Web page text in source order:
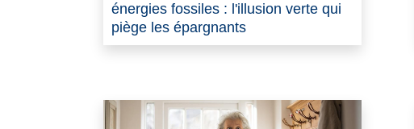
énergies fossiles : l'illusion verte qui
piège les épargnants